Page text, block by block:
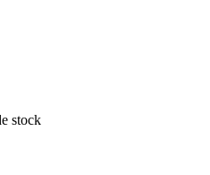
stock